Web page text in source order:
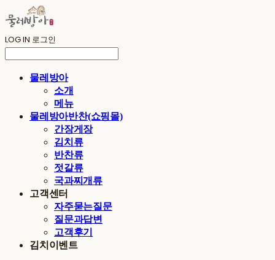
LOG IN 로그인
물레방아
소개
메뉴
물레방아반찬(쇼핑몰)
간장게장
김치류
반찬류
젓갈류
국과찌개류
고객센터
자주묻는질문
질문과답변
고객후기
김치이벤트